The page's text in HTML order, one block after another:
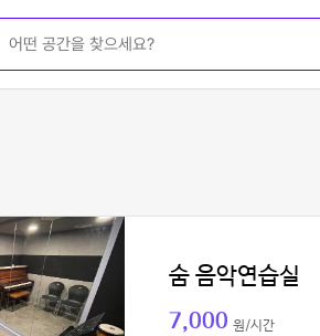
숨 음악연습실
7,000 원/시간